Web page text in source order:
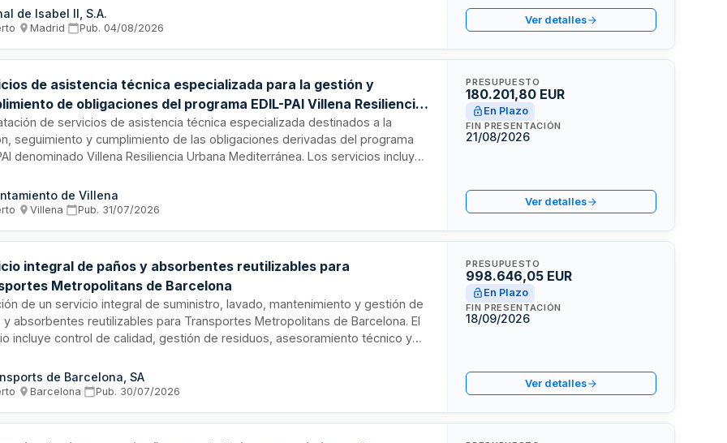
conforme a la normativa ambiental y de gestión de subproductos
de Isabel II, S.A.
· Madrid· Pub. 04/08/2026
Ver detalles
de asistencia técnica especializada para la gestión y
de obligaciones del programa EDIL-PAI Villena Resiliencia
Mediterránea
de servicios de asistencia técnica especializada destinados a la
seguimiento y cumplimiento de las obligaciones derivadas del programa
denominado Villena Resiliencia Urbana Mediterránea. Los servicios incluyen
de las actuaciones previstas en dicho programa de resiliencia urbana.
de Villena
· Villena· Pub. 31/07/2026
PRESUPUESTO
180.201,80 EUR
En Plazo
FIN PRESENTACIÓN
21/08/2026
Ver detalles
integral de paños y absorbentes reutilizables para
Metropolitans de Barcelona
de un servicio integral de suministro, lavado, mantenimiento y gestión de
y absorbentes reutilizables para Transportes Metropolitans de Barcelona. El
incluye control de calidad, gestión de residuos, asesoramiento técnico y
La prestación abarca el repartimiento a múltiples ubicaciones y la
de nuevas ubicaciones durante la ejecución del contrato.
de Barcelona, SA
· Barcelona· Pub. 30/07/2026
PRESUPUESTO
998.646,05 EUR
En Plazo
FIN PRESENTACIÓN
18/09/2026
Ver detalles